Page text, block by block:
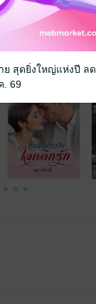
ย สุดยิ่งใหญ่แห่งปี ลด
. 69